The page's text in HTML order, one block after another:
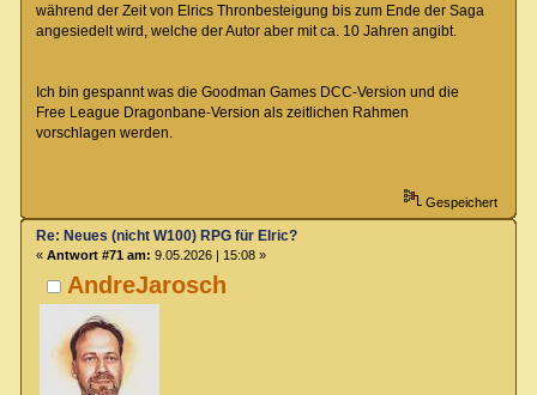
während der Zeit von Elrics Thronbesteigung bis zum Ende der Saga
angesiedelt wird, welche der Autor aber mit ca. 10 Jahren angibt.
Ich bin gespannt was die Goodman Games DCC-Version und die
Free League Dragonbane-Version als zeitlichen Rahmen
vorschlagen werden.
Gespeichert
AndreJarosch
Re: Neues (nicht W100) RPG für Elric?
« Antwort #71 am: 9.05.2026 | 15:08 »